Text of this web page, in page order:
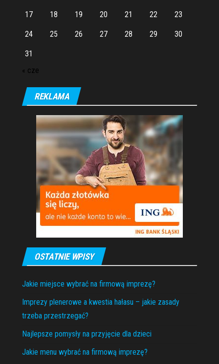
17 18 19 20 21 22 23
24 25 26 27 28 29 30
31
« cze
REKLAMA
OSTATNIE WPISY
Jakie miejsce wybrać na firmową imprezę?
Imprezy plenerowe a kwestia hałasu – jakie zasady
trzeba przestrzegać?
Najlepsze pomysły na przyjęcie dla dzieci
Jakie menu wybrać na firmową imprezę?